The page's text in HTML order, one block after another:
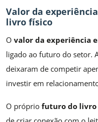
Valor da
livro físico
O valor da experiência
ligado ao futuro do setor.
deixaram de competir
investir em
O próprio futuro do livro